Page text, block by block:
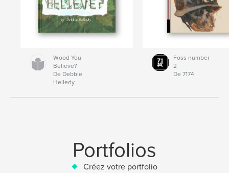
Wood You
Believe?
De Debbie
Helledy
Foss number
2
De 7174
Portfolios
Créez votre portfolio